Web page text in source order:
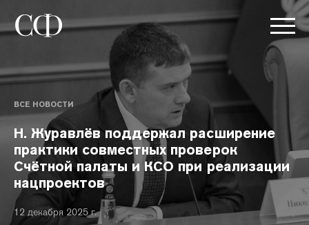
ВСЕ НОВОСТИ
Н. Журавлёв поддержал расширение
практики совместных проверок
Счётной палаты и КСО при реализации
нацпроектов
12 декабря 2025 г.